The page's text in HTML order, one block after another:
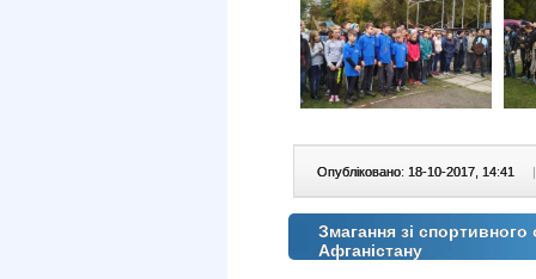
Опубліковано: 18-10-2017, 14:41
Змагання зі спортивного
Афганістану